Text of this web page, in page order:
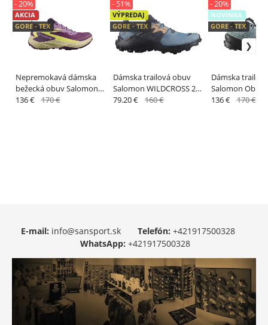
Nepremokavá dámska
bežecká obuv Salomon
GENESIS GTX W Winter
AKCIA
GORE - TEX
- 20%
136 € 170 €
Dámska trailová obuv
Salomon WILDCROSS 2
W GTX Bluestone / Ebony
VÝPREDAJ
GORE - TEX
- 51%
79.20 € 160 €
Dámska
Salomon Obuv
SPEEDCROSS 6
NOVINKA
GORE - TEX
- 20%
136 € 170 €
E-mail: info@sansport.sk Telefón: +421917500328
WhatsApp: +421917500328